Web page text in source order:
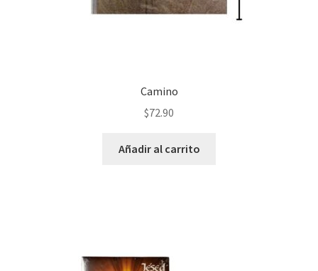
Camino
$72.90
Añadir al carrito